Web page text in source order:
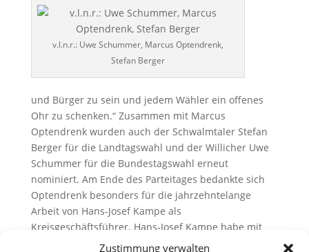
Zustimmung verwalten
v.l.n.r.: Uwe Schummer, Marcus Optendrenk,
Stefan Berger
und Bürger zu sein und jedem Wähler ein offenes
Ohr zu schenken.“ Zusammen mit Marcus
Optendrenk wurden auch der Schwalmtaler Stefan
Berger für die Landtagswahl und der Willicher Uwe
Schummer für die Bundestagswahl erneut
nominiert. Am Ende des Parteitages bedankte sich
Optendrenk besonders für die jahrzehntelange
Arbeit von Hans-Josef Kampe als
Kreisgeschäftsführer. Hans-Josef Kampe habe mit
unnachahmlicher Leidenschaft die CDU im Kreis